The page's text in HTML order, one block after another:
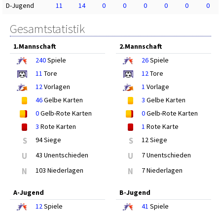
D-Jugend
11 14 0 0 0 0 0 0
Gesamtstatistik
1.Mannschaft
240Spiele
11 Tore
12Vorlagen
46Gelbe Karten
0Gelb-Rote Karten
3 Rote Karten
S 94 Siege
U 43 Unentschieden
N 103 Niederlagen
2.Mannschaft
26Spiele
12Tore
1 Vorlage
3 Gelbe Karten
0Gelb-Rote Karten
1 Rote Karte
S 12 Siege
U 7 Unentschieden
N 7 Niederlagen
A-Jugend
12Spiele
B-Jugend
41 Spiele